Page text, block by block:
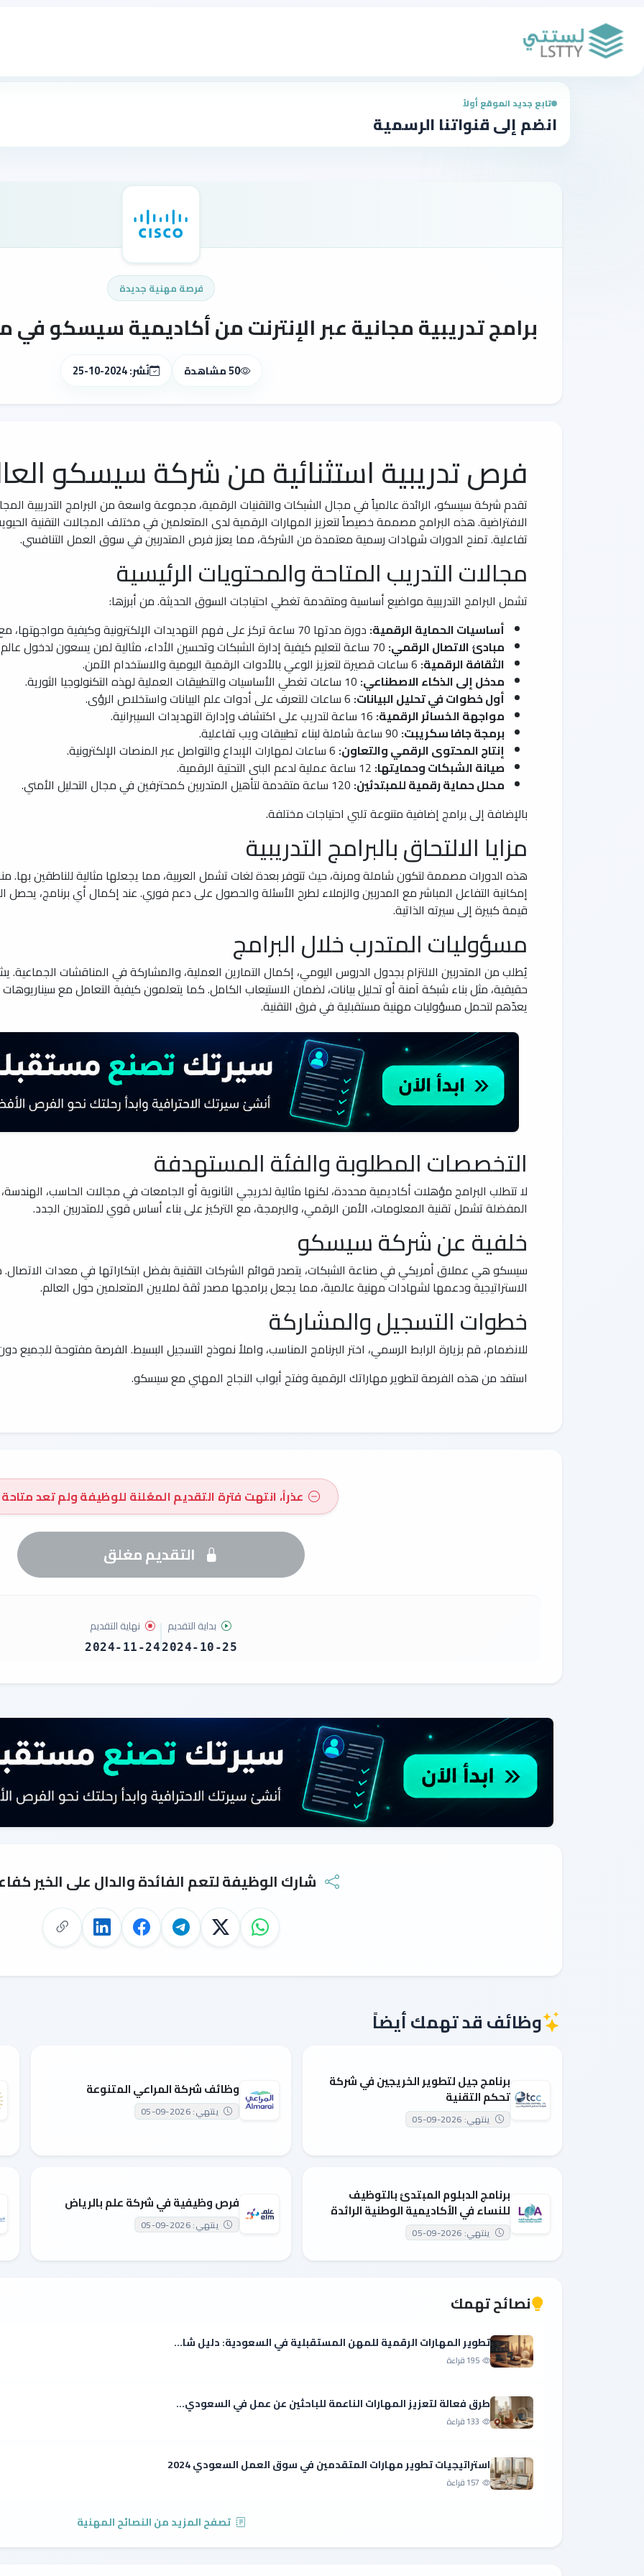
تابع جديد الموقع أولاً
انضم إلى قنواتنا الرسمية
فرصة مهنية جديدة
برامج تدريبية مجانية عبر الإنترنت من أكاديمية سيسكو في
50 مشاهدة نُشر: 2024-10-25
فرص تدريبية استثنائية من شركة سيسكو
تقدم شركة سيسكو، الرائدة عالمياً في مجال الشبكات والتقنيات الرقمية، مجموعة واسعة من البرامج التدريبية
تفاعلية. تمنح الدورات شهادات رسمية معتمدة من الشركة، مما يعزز فرص المتدربين في سوق العمل التنافسي.
مجالات التدريب المتاحة والمحتويات الرئيسية
تشمل البرامج التدريبية مواضيع أساسية ومتقدمة تغطي احتياجات السوق الحديثة. من أبرزها:
أساسيات الحماية الرقمية: دورة مدتها 70 ساعة تركز على فهم التهديدات الإلكترونية وكيفية مواجهتها، مع تطبيقات عملية لبناء أنظمة أمنية قوية.
مبادئ الاتصال الرقمي:
الثقافة الرقمية:
مدخل إلى الذكاء الاصطناعي:
أول خطوات في تحليل البيانات:
مواجهة الخسائر الرقمية:
برمجة جافا سكريبت:
إنتاج المحتوى الرقمي والتعاون:
صيانة الشبكات وحمايتها:
محلل حماية رقمية للمبتدئين:
بالإضافة إلى برامج إضافية متنوعة تلبي احتياجات مختلفة.
مزايا الالتحاق بالبرامج التدريبية
هذه الدورات مصممة لتكون شاملة ومرنة، حيث تتوفر بعدة لغات تشمل العربية، مما يجعلها مثالية للناطقين بها.
إمكانية التفاعل المباشر مع المدربين والزملاء لطرح الأسئلة والحصول على دعم فوري. عند إكمال أي برنامج،
قيمة كبيرة إلى سيرته الذاتية.
مسؤوليات المتدرب خلال البرامج
يُطلب من المتدربين الالتزام بجدول الدروس اليومي، إكمال التمارين العملية، والمشاركة في المناقشات
حقيقية، مثل بناء شبكة آمنة أو تحليل بيانات، لضمان الاستيعاب الكامل. كما يتعلمون كيفية التعامل مع
يعدّهم لتحمل مسؤوليات مهنية مستقبلية في فرق التقنية.
التخصصات المطلوبة والفئة المستهدفة
لا تتطلب البرامج مؤهلات أكاديمية محددة، لكنها مثالية لخريجي الثانوية أو الجامعات في مجالات الحاسب،
المفضلة تشمل تقنية المعلومات، الأمن الرقمي، والبرمجة، مع التركيز على بناء أساس قوي للمتدربين الجدد.
خلفية عن شركة سيسكو
سيسكو هي عملاق أمريكي في صناعة الشبكات، يتصدر قوائم الشركات التقنية بفضل ابتكاراتها في معدات الاتصال.
الاستراتيجية ودعمها لشهادات مهنية عالمية، مما يجعل برامجها مصدر ثقة لملايين المتعلمين حول العالم.
خطوات التسجيل والمشاركة
للانضمام، قم بزيارة الرابط الرسمي، اختر البرنامج المناسب، واملأ نموذج التسجيل البسيط. الفرصة مفتوحة للجميع
استفد من هذه الفرصة لتطوير مهاراتك الرقمية وفتح أبواب النجاح المهني مع سيسكو.
عذراً، انتهت فترة التقديم المعُلنة للوظيفة ولم تعد متاحة
التقديم مغلق
بداية التقديم
2024-10-25
نهاية التقديم
2024-11-24
شارك الوظيفة لتعم الفائدة والدال على الخير
وظائف قد تهمك أيضاً
برنامج جيل لتطوير الخريجين في شركة
تحكم التقنية
ينتهي: 2026-09-05
وظائف شركة المراعي المتنوعة
ينتهي: 2026-09-05
برنامج الدبلوم المبتدئ بالتوظيف
للنساء في الأكاديمية الوطنية الرائدة
ينتهي: 2026-09-05
فرص وظيفية في شركة علم بالرياض
ينتهي: 2026-09-05
نصائح تهمك
تطوير المهارات الرقمية للمهن المستقبلية في السعودية: دليل شا...
195 قراءة
طرق فعالة لتعزيز المهارات الناعمة للباحثين عن عمل في السعودي...
133 قراءة
استراتيجيات تطوير مهارات المتقدمين في سوق العمل السعودي 2024
157 قراءة
تصفح المزيد من النصائح المهنية